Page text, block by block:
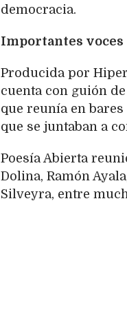
democracia.
Importantes voces
Producida por
cuenta con guión
que reunía en
que se juntaban a
Poesía Abierta
Dolina, Ramón
Silveyra, entre